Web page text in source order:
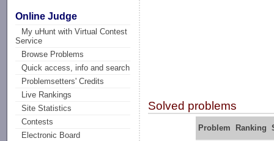
Online Judge
My uHunt with Virtual Contest
Service
Browse Problems
Quick access, info and search
Problemsetters' Credits
Live Rankings
Site Statistics
Contests
Electronic Board
Solved problems
Problem Ranking